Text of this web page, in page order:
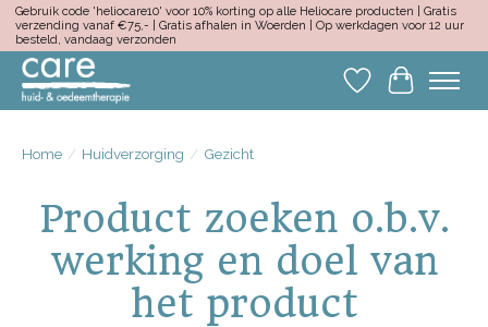
Gebruik code 'heliocare10' voor 10% korting op alle Heliocare producten | Gratis
verzending vanaf €75,- | Gratis afhalen in Woerden | Op werkdagen voor 12 uur
besteld, vandaag verzonden
Verlanglijst
Home / Huidverzorging / Gezicht
Product zoeken o.b.v.
werking en doel van
het product